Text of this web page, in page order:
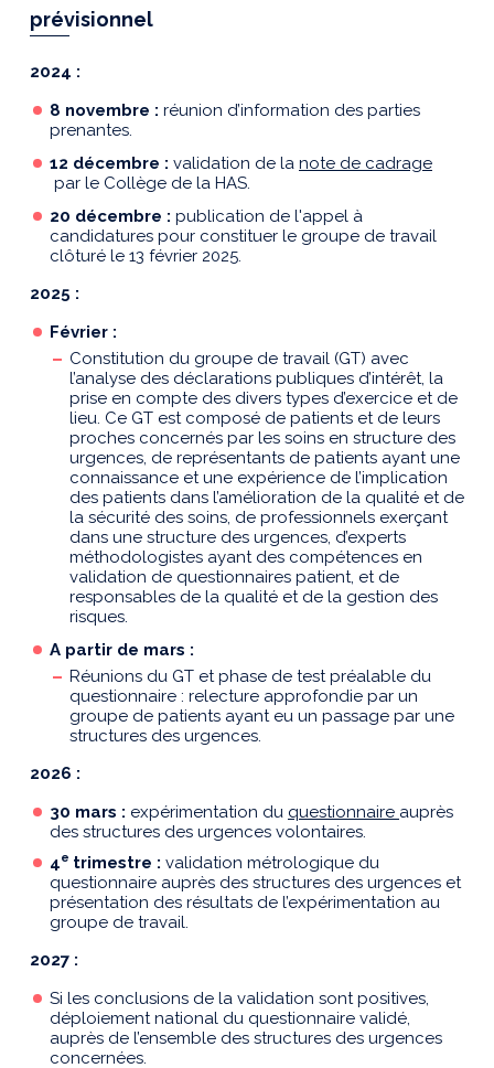
prévisionnel
2024 :
8 novembre : réunion d’information des parties
prenantes.
12 décembre : validation de la note de cadrage
par le Collège de la HAS.
20 décembre : publication de l'appel à
candidatures pour constituer le groupe de travail
clôturé le 13 février 2025.
2025 :
Février :
Constitution du groupe de travail (GT) avec
l’analyse des déclarations publiques d’intérêt, la
prise en compte des divers types d’exercice et de
lieu. Ce GT est composé de patients et de leurs
proches concernés par les soins en structure des
urgences, de représentants de patients ayant une
connaissance et une expérience de l’implication
des patients dans l’amélioration de la qualité et de
la sécurité des soins, de professionnels exerçant
dans une structure des urgences, d’experts
méthodologistes ayant des compétences en
validation de questionnaires patient, et de
responsables de la qualité et de la gestion des
risques.
A partir de mars :
Réunions du GT et phase de test préalable du
questionnaire : relecture approfondie par un
groupe de patients ayant eu un passage par une
structures des urgences.
2026 :
30 mars : expérimentation du questionnaire auprès
des structures des urgences volontaires.
4e trimestre : validation métrologique du
questionnaire auprès des structures des urgences et
présentation des résultats de l’expérimentation au
groupe de travail.
2027 :
Si les conclusions de la validation sont positives,
déploiement national du questionnaire validé,
auprès de l’ensemble des structures des urgences
concernées.